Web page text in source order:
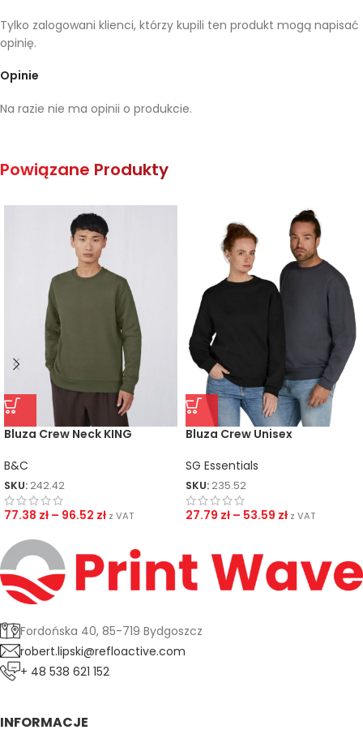
Opinie
Na razie nie ma opinii o produkcie.
Tylko zalogowani klienci, którzy kupili ten produkt mogą napisać
opinię.
Powiązane Produkty
Bluza Crew Neck KING
B&C
SKU: 242.42
77.38 zł – 96.52 zł z VAT
Bluza Crew Unisex
SG Essentials
SKU: 235.52
27.79 zł – 53.59 zł z VAT
Fordońska 40, 85-719 Bydgoszcz
robert.lipski@refloactive.com
+ 48 538 621 152
INFORMACJE